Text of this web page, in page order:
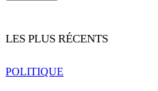
LES PLUS RÉCENTS
POLITIQUE